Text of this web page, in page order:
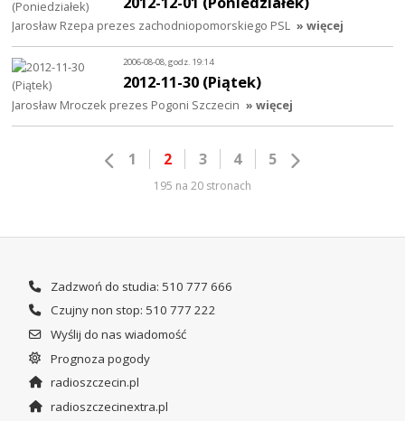
Jarosław Rzepa prezes zachodniopomorskiego PSL » więcej
2006-08-08, godz. 19:14
2012-11-30 (Piątek)
Jarosław Mroczek prezes Pogoni Szczecin » więcej
1 2 3 4 5
195 na 20 stronach
Zadzwoń do studia: 510 777 666
Czujny non stop: 510 777 222
Wyślij do nas wiadomość
Prognoza pogody
radioszczecin.pl
radioszczecinextra.pl